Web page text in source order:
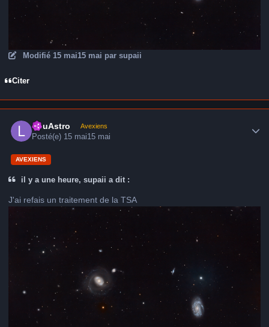
Modifié 15 mai15 mai par supaii
Citer
LduAstro Avexiens
Posté(e) 15 mai15 mai
AVEXIENS
il y a une heure, supaii a dit :
J'ai refais un traitement de la TSA